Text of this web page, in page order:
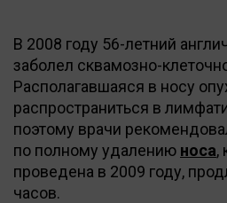
В 2008 году 56-летний
заболел сквамозно-
Располагавшаяся в носу
распространиться в
поэтому врачи
по полному удалению носа,
проведена в 2009 году,
часов.